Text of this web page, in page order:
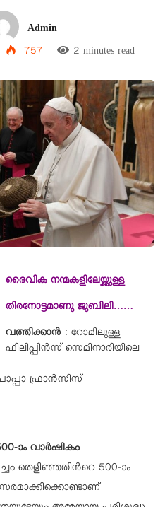
Admin
757 2 minutes read
ദൈവിക നന്മകളിലേയ്ക്കുള്ള
തിരനോട്ടമാണു ജൂബിലി……
വത്തിക്കാൻ : റോമിലുള്ള
ഫിലിപ്പിൻസ് സെമിനാരിയിലെ
ഫ്രാൻസിസ്
ാം വാർഷികം
തെളിഞ്ഞതിന്‍റെ 500-ാം